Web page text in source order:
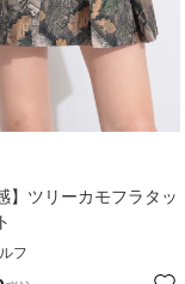
】ツリーカモフラタッ
フ